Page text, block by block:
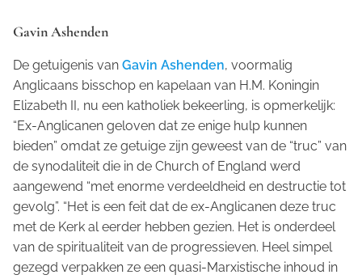
Gavin Ashenden
De getuigenis van Gavin Ashenden, voormalig
Anglicaans bisschop en kapelaan van H.M. Koningin
Elizabeth II, nu een katholiek bekeerling, is opmerkelijk:
“Ex-Anglicanen geloven dat ze enige hulp kunnen
bieden” omdat ze getuige zijn geweest van de “truc” van
de synodaliteit die in de Church of England werd
aangewend “met enorme verdeeldheid en destructie tot
gevolg”. “Het is een feit dat de ex-Anglicanen deze truc
met de Kerk al eerder hebben gezien. Het is onderdeel
van de spiritualiteit van de progressieven. Heel simpel
gezegd verpakken ze een quasi-Marxistische inhoud in